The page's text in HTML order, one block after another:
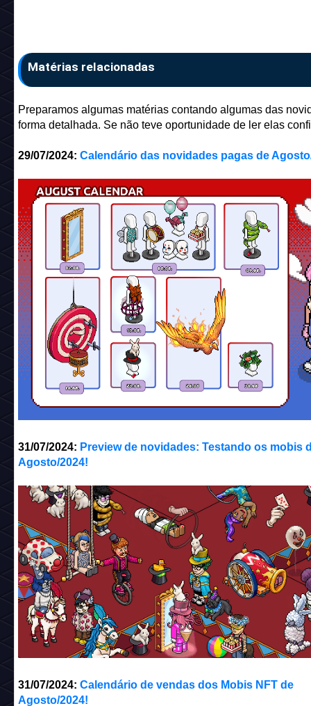
Matérias relacionadas
Preparamos algumas matérias contando algumas das
forma detalhada. Se não teve oportunidade de ler elas
29/07/2024: Calendário das novidades pagas de
31/07/2024: Preview de novidades: Testando os mobis
Agosto/2024!
31/07/2024: Calendário de vendas dos Mobis NFT de
Agosto/2024!